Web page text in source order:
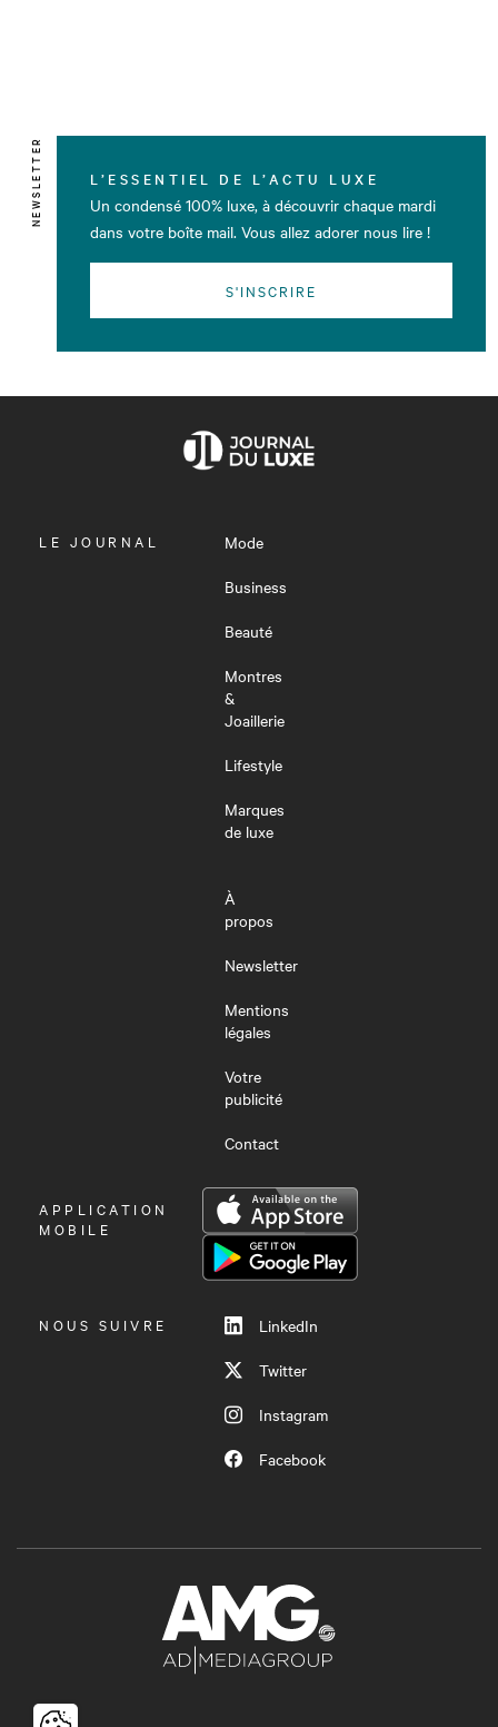
NEWSLETTER L’ESSENTIEL DE L’ACTU LUXE
Un condensé 100% luxe, à découvrir chaque mardi
dans votre boîte mail. Vous allez adorer nous lire !
S'INSCRIRE
OUVRIR
LE JOURNAL
Mode
Business
Beauté
Montres
&
Joaillerie
Lifestyle
Marques
de luxe
À
propos
Newsletter
Mentions
légales
Votre
publicité
Contact
OUVRIR
LE
APPLICATION
MOBILE
NOUS SUIVRE
LinkedIn
Twitter
Instagram
Facebook